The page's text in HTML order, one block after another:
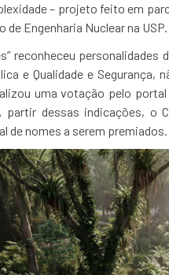
– projeto feito em
de Engenharia Nuclear na USP.
reconheceu
e Qualidade e
uma votação pelo portal
dessas indicações, o
de nomes a serem premiados.